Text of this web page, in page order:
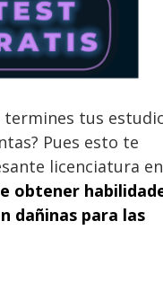
termines tus
Pues esto te
licenciatura en
obtener
dañinas para las